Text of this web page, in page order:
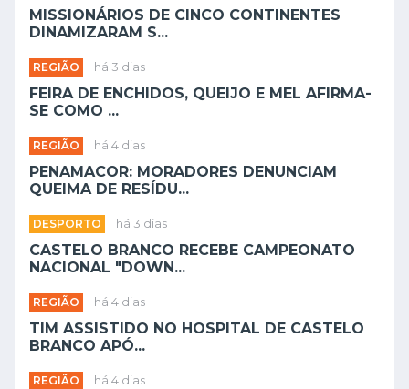
MISSIONÁRIOS DE CINCO CONTINENTES
DINAMIZARAM S...
REGIÃO há 3 dias
FEIRA DE ENCHIDOS, QUEIJO E MEL AFIRMA-
SE COMO ...
REGIÃO há 4 dias
PENAMACOR: MORADORES DENUNCIAM
QUEIMA DE RESÍDU...
DESPORTO há 3 dias
CASTELO BRANCO RECEBE CAMPEONATO
NACIONAL "DOWN...
REGIÃO há 4 dias
TIM ASSISTIDO NO HOSPITAL DE CASTELO
BRANCO APÓ...
REGIÃO há 4 dias